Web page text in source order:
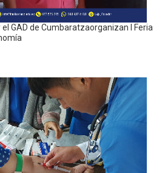
GAD de Cumbaratzaorganizan I Feria